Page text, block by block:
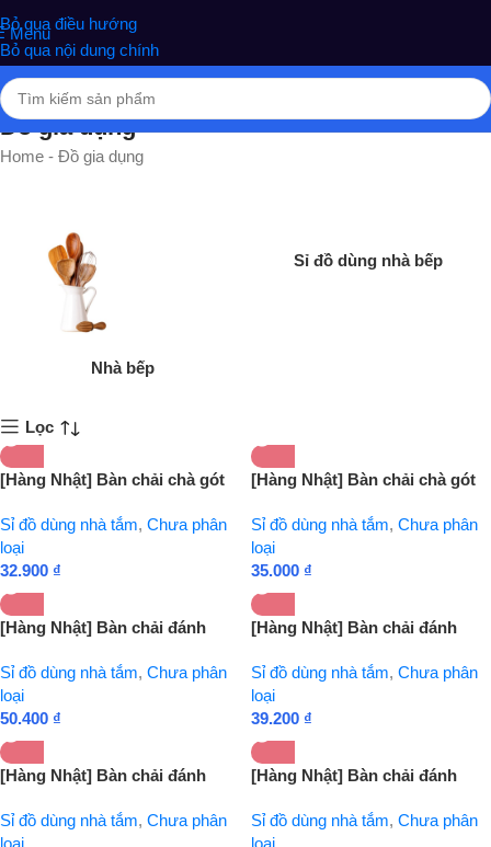
Bỏ qua điều hướng
Bỏ qua nội dung chính
nghiệm phân phối Quà tặng hottrend, gia dụng, đồ chơi, văn phòng
phẩm
Menu
Đồ gia dụng
Home - Đồ gia dụng
Nhà bếp
Sỉ đồ dùng nhà bếp
Lọc
[Hàng Nhật] Bàn chải chà gót
(Kiện 10 cái)
Sỉ đồ dùng nhà tắm, Chưa phân
loại
32.900 ₫
[Hàng Nhật] Bàn chải chà gót
Tmark (Kiện 12 cái)
Sỉ đồ dùng nhà tắm, Chưa phân
loại
35.000 ₫
[Hàng Nhật] Bàn chải đánh
Kawanishi Tmark (Kiện 12 cái)
Sỉ đồ dùng nhà tắm, Chưa phân
loại
50.400 ₫
[Hàng Nhật] Bàn chải đánh
Tmark (Kiện 12 cái)
Sỉ đồ dùng nhà tắm, Chưa phân
loại
39.200 ₫
[Hàng Nhật] Bàn chải đánh
KAO Tmark (Kiện 12 cái)
Sỉ đồ dùng nhà tắm, Chưa phân
loại
[Hàng Nhật] Bàn chải đánh
Tmark (Kiện cái)
Sỉ đồ dùng nhà tắm, Chưa phân
loại